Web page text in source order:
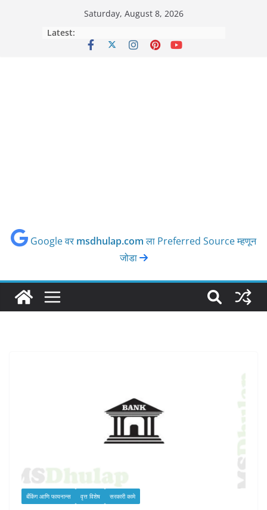
Saturday, August 8, 2026
Latest:
Google वर msdhulap.comला Preferred Source म्हणून
जोडा
बँकिंग आणि फायनान्स वृत्त विशेष सरकारी कामे